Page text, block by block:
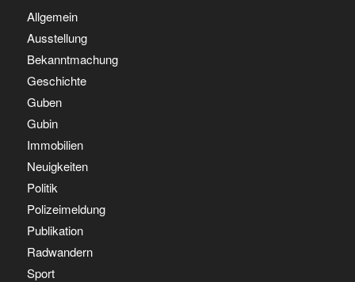
Allgemein
Ausstellung
Bekanntmachung
Geschichte
Guben
Gubin
Immobilien
Neuigkeiten
Politik
Polizeimeldung
Publikation
Radwandern
Sport